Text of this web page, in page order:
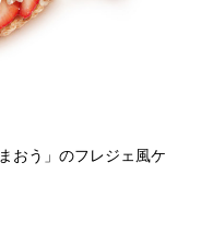
おう」のフレジェ風ケ